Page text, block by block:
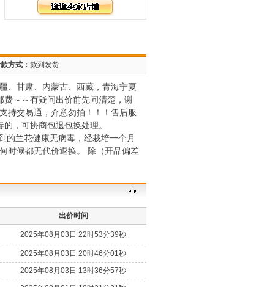
方式： 款到发货
、甘肃、内蒙古、西藏，青海宁夏
～～有疑问出价前先问清楚，谢
持交易通，介意勿拍！！！售后服
，可协商包退包换处理。
的兰花健康无病毒，经栽培一个月
时候都无代价退换。 除（开品偏差
出价时间
2025年08月03日 22时53分39秒
2025年08月03日 20时46分01秒
2025年08月03日 13时36分57秒